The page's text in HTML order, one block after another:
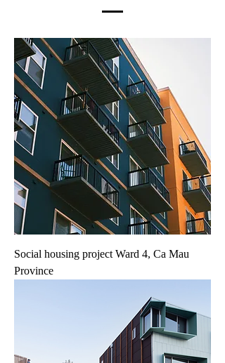
Social housing project Ward 4, Ca Mau
Province